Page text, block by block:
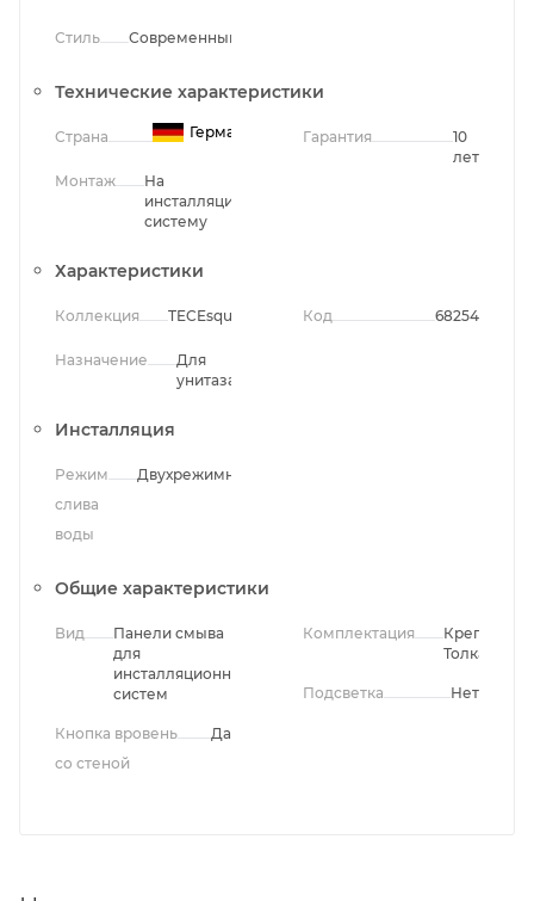
Стиль Современный
Технические характеристики
Страна Германия
Монтаж
На
инсталляционную
систему
Гарантия
10
лет
Характеристики
Коллекция TECEsquare
Назначение
Для
унитаза
Код 68254
Инсталляция
Режим
слива
воды
Двухрежимный
Общие характеристики
Вид
Панели смыва
для
инсталляционных
систем
Кнопка вровень
со стеной
Да
Комплектация
Крепления,
Толкатели
Подсветка Нет